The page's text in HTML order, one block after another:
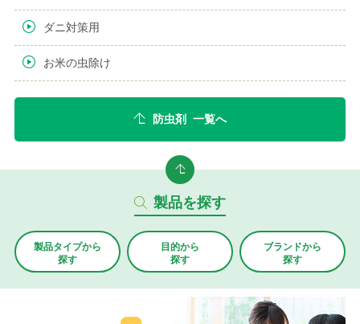
ダニ対策用
お米の虫除け
防虫剤 一覧へ
製品を探す
製品タイプから
探す
目的から
探す
ブランドから
探す